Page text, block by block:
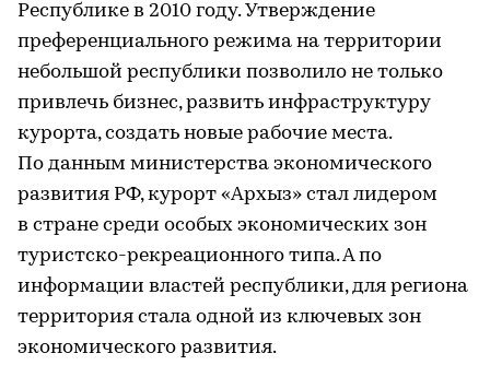
Республике в 2010 году. Утверждение
преференциального режима на территории
небольшой республики позволило не только
привлечь бизнес, развить инфраструктуру
курорта, создать новые рабочие места.
По данным министерства экономического
развития РФ, курорт «Архыз» стал лидером
в стране среди особых экономических зон
туристско-рекреационного типа. А по
информации властей республики, для региона
территория стала одной из ключевых зон
экономического развития.